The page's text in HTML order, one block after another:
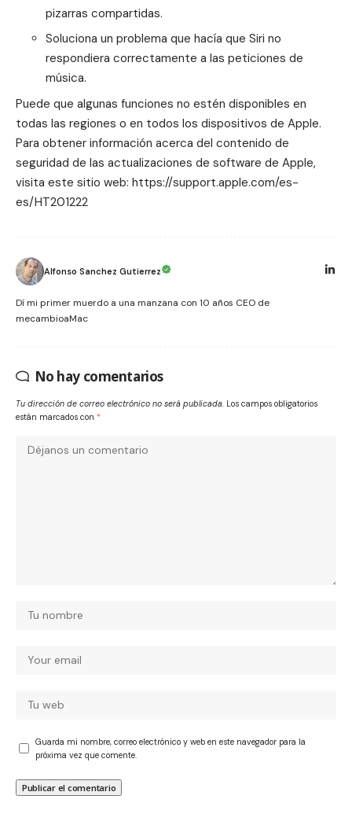
pizarras compartidas.
Soluciona un problema que hacía que Siri no
respondiera correctamente a las peticiones de
música.
Puede que algunas funciones no estén disponibles en
todas las regiones o en todos los dispositivos de Apple.
Para obtener información acerca del contenido de
seguridad de las actualizaciones de software de Apple,
visita este sitio web: https://support.apple.com/es-
es/HT201222
Alfonso Sanchez Gutierrez
Dí mi primer muerdo a una manzana con 10 años CEO de
mecambioaMac
No hay comentarios
Tu dirección de correo electrónico no será publicada. Los campos obligatorios
están marcados con *
Guarda mi nombre, correo electrónico y web en este navegador para la
próxima vez que comente.